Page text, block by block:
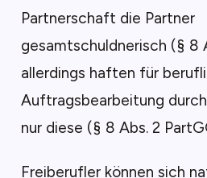
Partnerschaft die Partner
gesamtschuldnerisch (§ 8
allerdings haften für
Auftragsbearbeitung
nur diese (§ 8 Abs. 2
Freiberufler können sich